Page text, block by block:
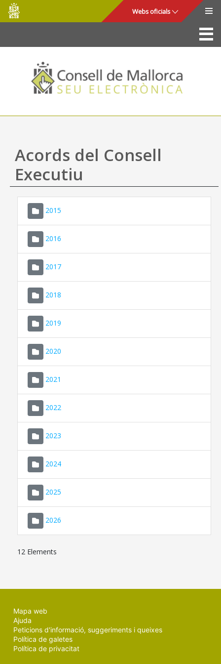
Salta al contingut principal
Consell
de
Mallorca
Webs oficials
La Seu
Consell de Mallorca
Accés i seguretat
Utilitats
Ajuda
Acords del Consell
Executiu
2015
2016
2017
2018
2019
2020
2021
2022
2023
2024
2025
2026
12 Elements
Mapa web
Ajuda
Peticions d'informació, suggeriments i queixes
Política de galetes
Política de privacitat